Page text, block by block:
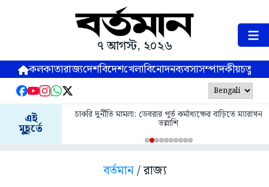
৭ আগস্ট, ২০২৬
কলকাতারাজ্যদেশবিদেশখেলাবিনোদনব্যবসাসম্পাদকীয়
এই
মুহূর্তে
চাকরি দুর্নীতি মামলা: ডেবরার পূর্ত কর্মাধ্যক্ষের বাড়িতে ম্যারাথন
তল্লাশি
বর্তমান/ রাজ্য